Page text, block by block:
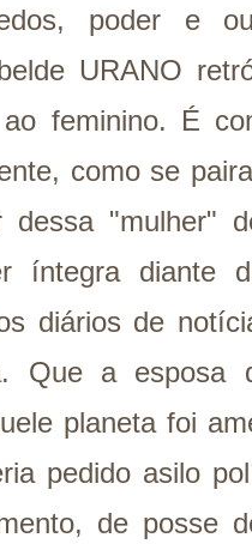
poder e
URANO
ao feminino. É
como se
dessa "mulher"
íntegra diante
diários de
Que a esposa
planeta foi
pedido asilo
de posse